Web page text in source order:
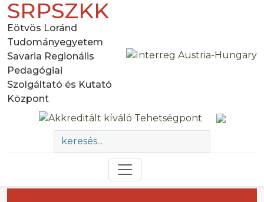
SRPSZKK
Eötvös Loránd
Tudományegyetem
Savaria Regionális
Pedagógiai
Szolgáltató és Kutató
Központ